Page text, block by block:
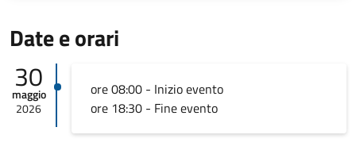
Date e orari
30
maggio
2026
ore 08:00 - Inizio evento
ore 18:30 - Fine evento